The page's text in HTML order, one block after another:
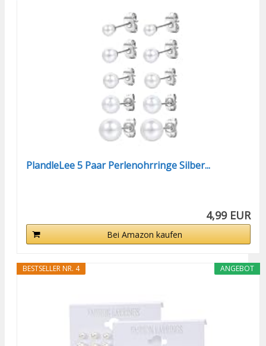
PlandleLee 5 Paar Perlenohrringe Silber...
4,99 EUR
Bei Amazon kaufen
ANGEBOT
BESTSELLER NR. 4